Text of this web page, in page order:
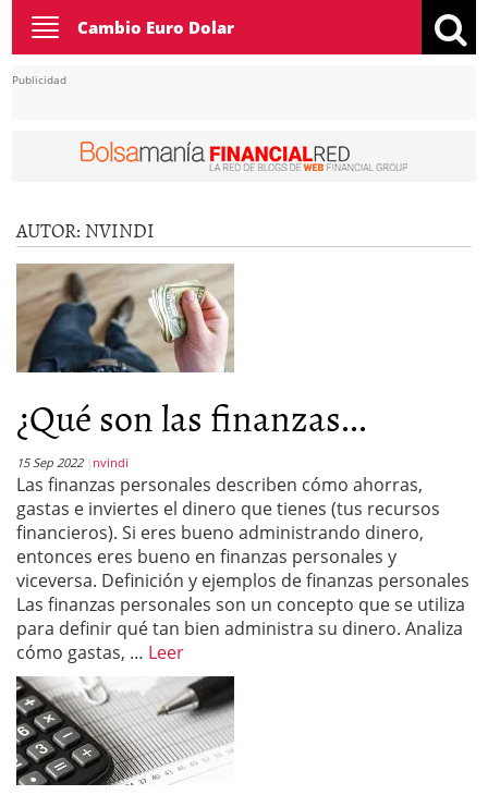
Toggle
navigation
Cambio Euro Dolar
Publicidad
AUTOR: NVINDI
¿Qué son las finanzas...
15 Sep 2022 nvindi
Las finanzas personales describen cómo ahorras,
gastas e inviertes el dinero que tienes (tus recursos
financieros). Si eres bueno administrando dinero,
entonces eres bueno en finanzas personales y
viceversa. Definición y ejemplos de finanzas personales
Las finanzas personales son un concepto que se utiliza
para definir qué tan bien administra su dinero. Analiza
cómo gastas, … Leer